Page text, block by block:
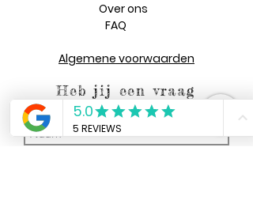
Over ons
FAQ
Algemene voorwaarden
Heb jij een vraag
voor ons?